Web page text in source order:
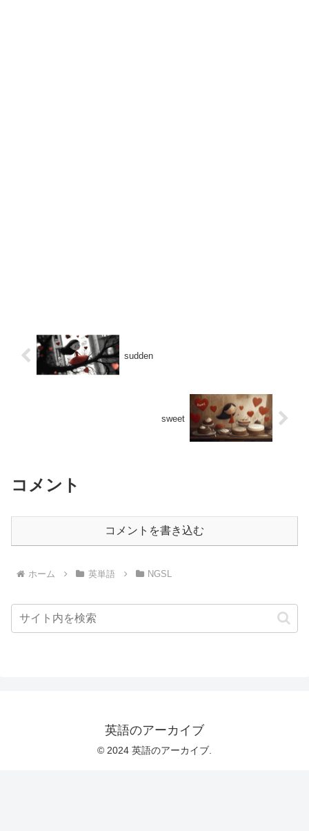
sudden
sweet
コメント
コメントを書き込む
ホーム 英単語 NGSL
英語のアーカイブ
© 2024 英語のアーカイブ.